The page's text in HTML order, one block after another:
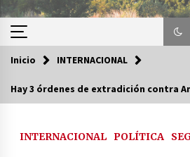
Tendencias
3 semanas atrás
Inicio INTERNACIONAL
Hay 3 órdenes de extradición contra
INTERNACIONAL POLÍTICA